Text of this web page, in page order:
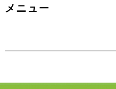
メニュー